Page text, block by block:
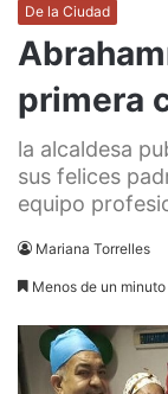
De la Ciudad
primera
la alcaldesa
sus felices
equipo
Mariana Torrelles
Menos de un minuto